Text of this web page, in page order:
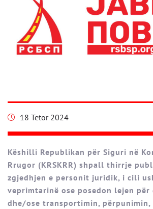
18 Tetor 2024
Këshilli Republikan për Siguri në
Rrugor (KRSKRR) shpall thirrje
zgjedhjen e personit juridik, i cili
veprimtarinë ose posedon lejen
dhe/ose transportimin,